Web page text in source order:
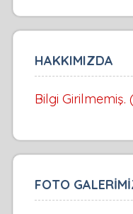
HAKKIMIZDA
Bilgi
FOTO